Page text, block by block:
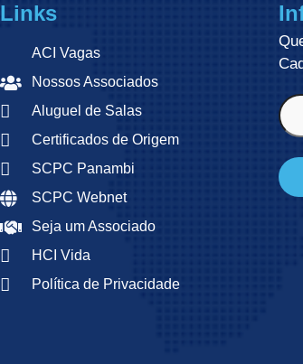
Links
ACI Vagas
Nossos Associados
Aluguel de Salas
Certificados de Origem
SCPC Panambi
SCPC Webnet
Seja um Associado
HCI Vida
Política de Privacidade
E-
mail